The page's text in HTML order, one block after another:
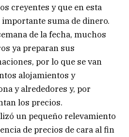
creyentes y que en esta
suma de dinero.
de la fecha, muchos
ya preparan sus
por lo que se van
alojamientos y
y alrededores y, por
los precios.
un pequeño relevamiento
de precios de cara al fin